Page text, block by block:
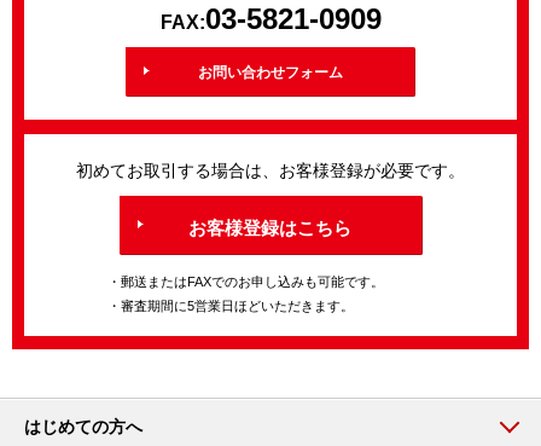
FAX:03-5821-0909
お問い合わせフォーム
初めてお取引する場合は、お客様登録が必要です。
お客様登録はこちら
・郵送またはFAXでのお申し込みも可能です。
・審査期間に5営業日ほどいただきます。
はじめての方へ